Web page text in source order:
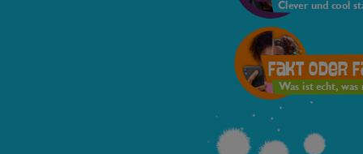
Clever und cool
Fakt oder
Was ist echt, was